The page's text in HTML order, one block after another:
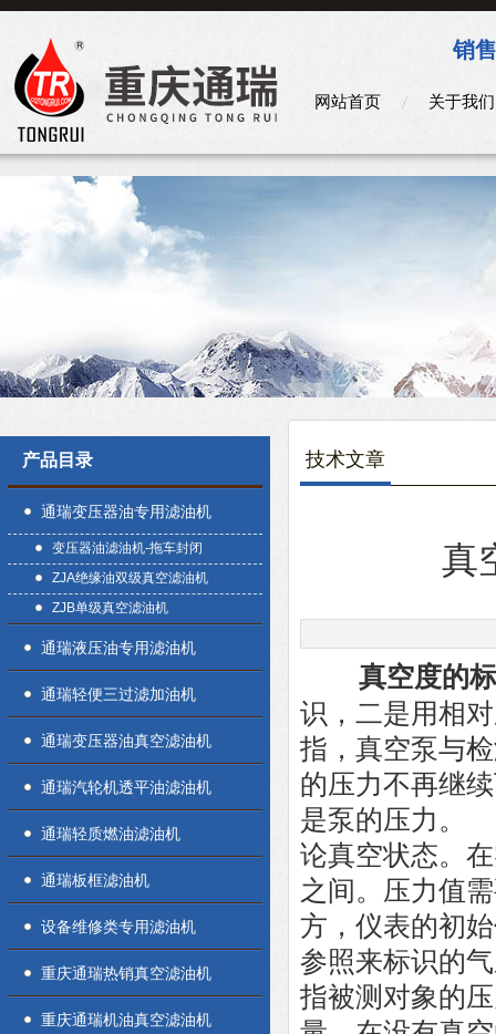
销
网站首页 关于我们
产品目录
通瑞变压器油专用滤油机
变压器油滤油机-拖车封闭
ZJA绝缘油双级真空滤油机
ZJB单级真空滤油机
通瑞液压油专用滤油机
通瑞轻便三过滤加油机
通瑞变压器油真空滤油机
通瑞汽轮机透平油滤油机
通瑞轻质燃油滤油机
通瑞板框滤油机
设备维修类专用滤油机
重庆通瑞热销真空滤油机
重庆通瑞机油真空滤油机
技术文章
真
真空度的
识，二是用相
指，真空泵与
的压力不再继
是泵的压力。
论真空状态。
之间。压力值
方，仪表的初
参照来标识的
指被测对象的